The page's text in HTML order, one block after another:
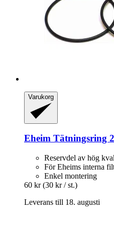
Varukorg
Eheim Tätningsring
Reservdel av hög
För Eheims interna
Enkel montering
60 kr (30 kr / st.)
Leverans till 18. augusti